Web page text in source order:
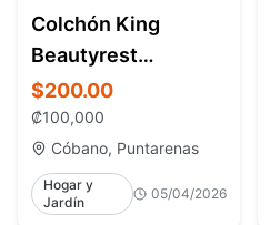
Colchón King
Beautyrest
Platinum – Santa
Teresa Costa Rica
$200.00
₡100,000
Cóbano, Puntarenas
Hogar y
Jardín
05/04/2026